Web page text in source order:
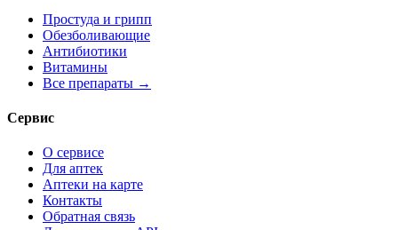
Простуда и грипп
Обезболивающие
Антибиотики
Витамины
Все препараты →
Сервис
О сервисе
Для аптек
Аптеки на карте
Контакты
Обратная связь